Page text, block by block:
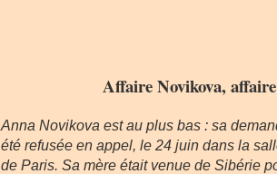
Affaire Novikova,
Anna Novikova est au plus bas : sa
été refusée en appel, le 24 juin dans la
de Paris. Sa mère était venue de Sibérie